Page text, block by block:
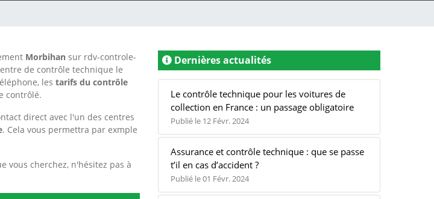
Morbihan sur rdv-controle-
de contrôle technique le
les tarifs du contrôle
contrôlé.
direct avec l'un des centres
. Cela vous permettra par exmple
vous cherchez, n'hésitez pas à
Dernières actualités
Le contrôle technique pour les voitures de
collection en France : un passage obligatoire
Publié le 12 Févr. 2024
Assurance et contrôle technique : que se passe
t’il en cas d’accident ?
Publié le 01 Févr. 2024